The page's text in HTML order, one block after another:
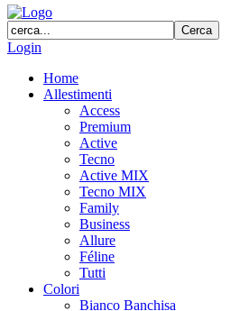
Login
Home
Allestimenti
Access
Premium
Active
Tecno
Active MIX
Tecno MIX
Family
Business
Allure
Féline
Tutti
Colori
Bianco Banchisa